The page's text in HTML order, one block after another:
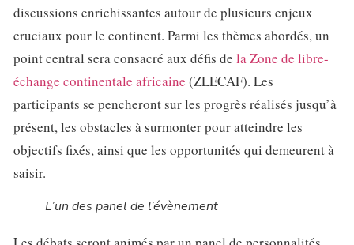
discussions enrichissantes autour de plusieurs enjeux
cruciaux pour le continent. Parmi les thèmes abordés, un
point central sera consacré aux défis de la Zone de libre-
échange continentale africaine (ZLECAF). Les
participants se pencheront sur les progrès réalisés jusqu’à
présent, les obstacles à surmonter pour atteindre les
objectifs fixés, ainsi que les opportunités qui demeurent à
saisir.
L’un des panel de l’évènement